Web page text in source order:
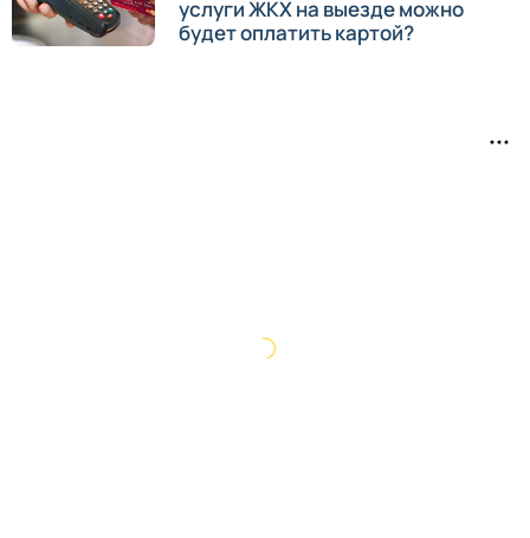
услуги ЖКХ на выезде можно
будет оплатить картой?